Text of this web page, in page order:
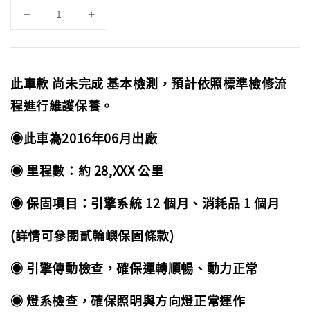
此車款 尚未完成 基本檢測，預計依照標準檢修流
程進行維護保養。
◉此車為2016年06月出廠
◉ 里程數：約 28,XXX 公里
◉ 保固項目：引擎系統 12 個月、消耗品 1 個月
(詳情可參閱貳輪嶼保固條款)
◉ 引擎傳動檢查，確保運轉順暢、動力正常
◉ 燈系檢查，確保照明與方向燈正常運作